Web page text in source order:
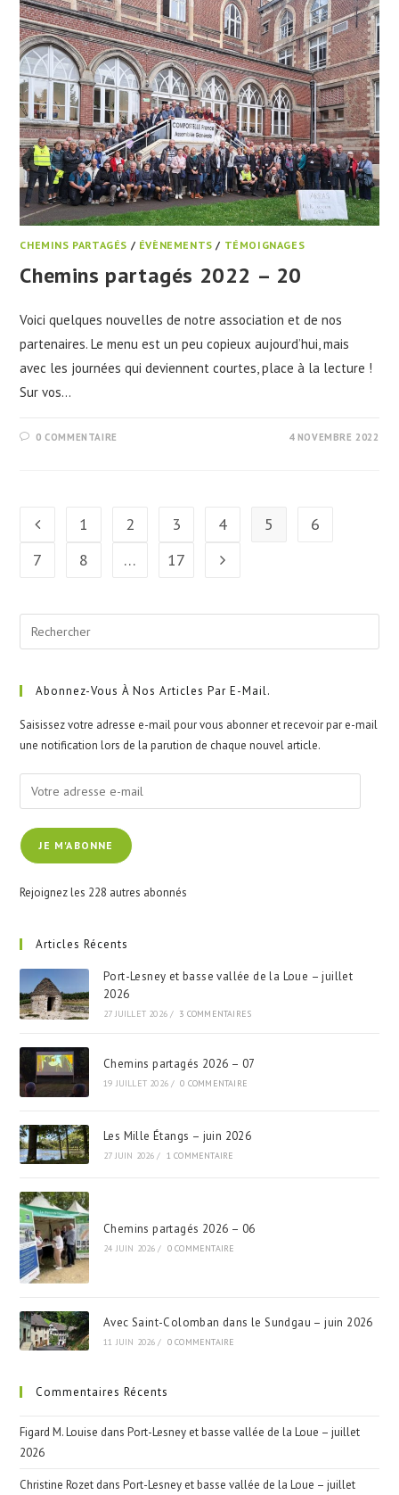
CHEMINS PARTAGÉS / ÉVÈNEMENTS / TÉMOIGNAGES
Chemins partagés 2022 – 20
Voici quelques nouvelles de notre association et de nos
partenaires. Le menu est un peu copieux aujourd’hui, mais
avec les journées qui deviennent courtes, place à la lecture !
Sur vos…
0 COMMENTAIRE 4 NOVEMBRE 2022
Go to the previous page
1 2 3 4 5
6
7
8 … 17 Aller à la page suivante
Abonnez-Vous À Nos Articles Par E-Mail.
Saisissez votre adresse e-mail pour vous abonner et recevoir par e-mail
une notification lors de la parution de chaque nouvel article.
Votre
adresse
e-
mailJE M'ABONNE
Rejoignez les 228 autres abonnés
Articles Récents
Port-Lesney et basse vallée de la Loue – juillet
2026
27 JUILLET 2026 / 3 COMMENTAIRES
Chemins partagés 2026 – 07
19 JUILLET 2026 / 0 COMMENTAIRE
Les Mille Étangs – juin 2026
27 JUIN 2026 / 1 COMMENTAIRE
Chemins partagés 2026 – 06
24 JUIN 2026 / 0 COMMENTAIRE
Avec Saint-Colomban dans le Sundgau – juin 2026
11 JUIN 2026 / 0 COMMENTAIRE
Commentaires Récents
Figard M. Louise dansPort-Lesney et basse vallée de la Loue – juillet
2026
Christine Rozet dansPort-Lesney et basse vallée de la Loue – juillet